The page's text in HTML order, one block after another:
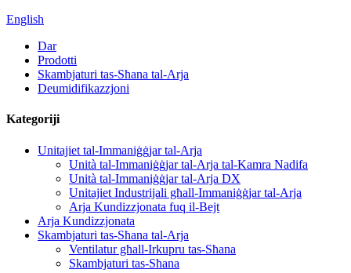
English
Dar
Prodotti
Skambjaturi tas-Sħana tal-Arja
Deumidifikazzjoni
Kategoriji
Unitajiet tal-Immaniġġjar tal-Arja
Unità tal-Immaniġġjar tal-Arja tal-Kamra Nadifa
Unità tal-Immaniġġjar tal-Arja DX
Unitajiet Industrijali għall-Immaniġġjar tal-Arja
Arja Kundizzjonata fuq il-Bejt
Arja Kundizzjonata
Skambjaturi tas-Sħana tal-Arja
Ventilatur għall-Irkupru tas-Sħana
Skambjaturi tas-Sħana